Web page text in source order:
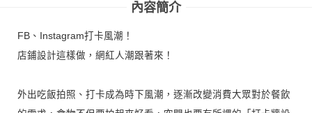
內容簡介
FB、Instagram打卡風潮！
店鋪設計這樣做，網紅人潮跟著來！
外出吃飯拍照、打卡成為時下風潮，逐漸改變消費大眾對於餐飲